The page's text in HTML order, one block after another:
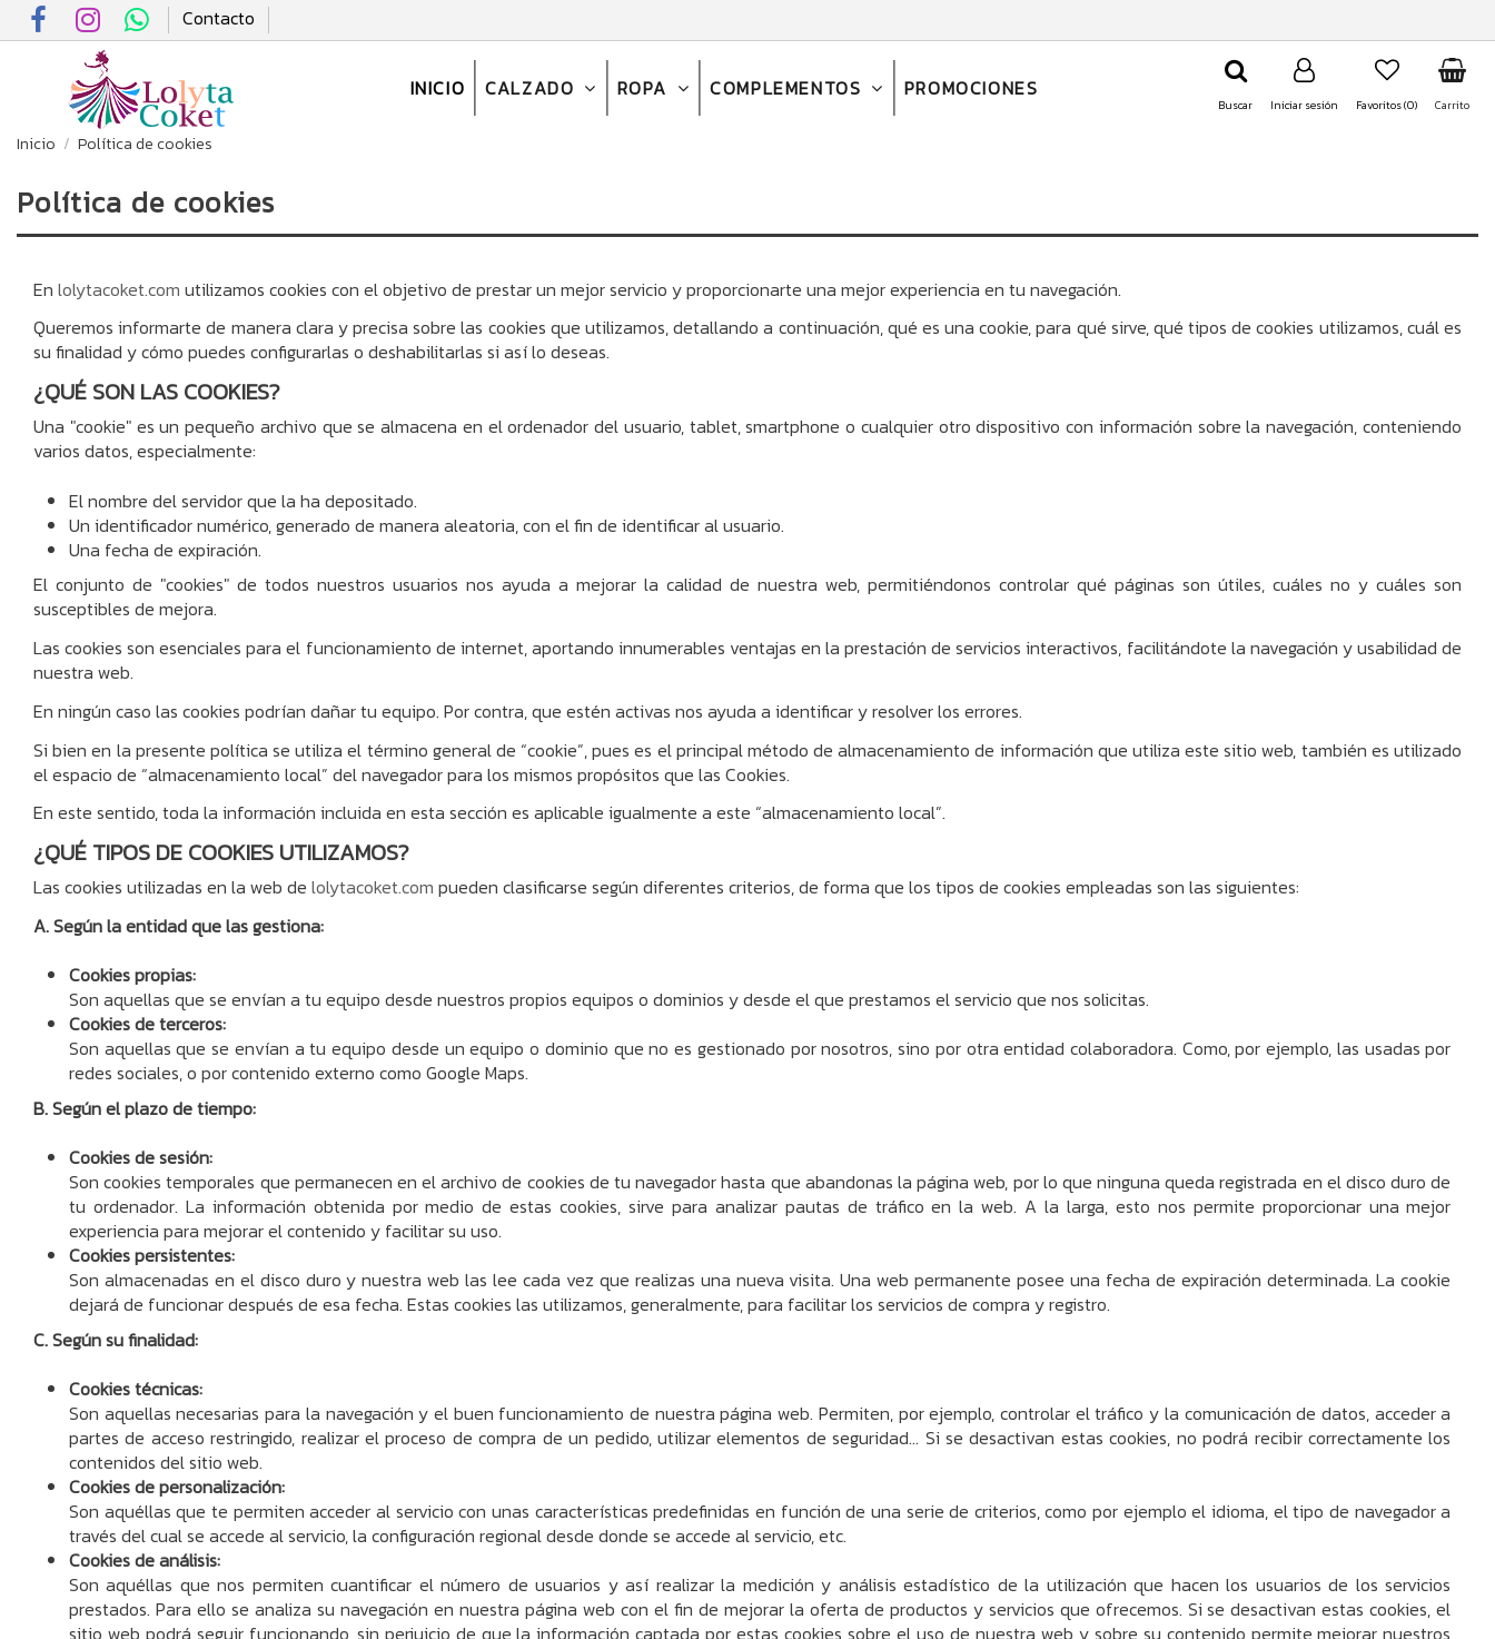
Contacto
INICIO CALZADO ROPA COMPLEMENTOS PROMOCIONES
Buscar Iniciar sesión Favoritos (0) Carrito
Inicio Política de cookies
Política de cookies
En lolytacoket.com utilizamos cookies con el objetivo de prestar un mejor servicio y proporcionarte una mejor experiencia en tu navegación.
Queremos informarte de manera clara y precisa sobre las cookies que utilizamos, detallando a continuación, qué es una cookie, para qué sirve, qué tipos de cookies utilizamos, cuál es
su finalidad y cómo puedes configurarlas o deshabilitarlas si así lo deseas.
¿QUÉ SON LAS COOKIES?
Una "cookie" es un pequeño archivo que se almacena en el ordenador del usuario, tablet, smartphone o cualquier otro dispositivo con información sobre la navegación, conteniendo
varios datos, especialmente:
El nombre del servidor que la ha depositado.
Un identificador numérico, generado de manera aleatoria, con el fin de identificar al usuario.
Una fecha de expiración.
El conjunto de "cookies" de todos nuestros usuarios nos ayuda a mejorar la calidad de nuestra web, permitiéndonos controlar qué páginas son útiles, cuáles no y cuáles son
susceptibles de mejora.
Las cookies son esenciales para el funcionamiento de internet, aportando innumerables ventajas en la prestación de servicios interactivos, facilitándote la navegación y usabilidad de
nuestra web.
En ningún caso las cookies podrían dañar tu equipo. Por contra, que estén activas nos ayuda a identificar y resolver los errores.
Si bien en la presente política se utiliza el término general de “cookie”, pues es el principal método de almacenamiento de información que utiliza este sitio web, también es utilizado
el espacio de “almacenamiento local” del navegador para los mismos propósitos que las Cookies.
En este sentido, toda la información incluida en esta sección es aplicable igualmente a este “almacenamiento local”.
¿QUÉ TIPOS DE COOKIES UTILIZAMOS?
Las cookies utilizadas en la web de lolytacoket.com pueden clasificarse según diferentes criterios, de forma que los tipos de cookies empleadas son las siguientes:
A. Según la entidad que las gestiona:
Cookies propias:
Son aquellas que se envían a tu equipo desde nuestros propios equipos o dominios y desde el que prestamos el servicio que nos solicitas.
Cookies de terceros:
Son aquellas que se envían a tu equipo desde un equipo o dominio que no es gestionado por nosotros, sino por otra entidad colaboradora. Como, por ejemplo, las usadas por
redes sociales, o por contenido externo como Google Maps.
B. Según el plazo de tiempo:
Cookies de sesión:
Son cookies temporales que permanecen en el archivo de cookies de tu navegador hasta que abandonas la página web, por lo que ninguna queda registrada en el disco duro de
tu ordenador. La información obtenida por medio de estas cookies, sirve para analizar pautas de tráfico en la web. A la larga, esto nos permite proporcionar una mejor
experiencia para mejorar el contenido y facilitar su uso.
Cookies persistentes:
Son almacenadas en el disco duro y nuestra web las lee cada vez que realizas una nueva visita. Una web permanente posee una fecha de expiración determinada. La cookie
dejará de funcionar después de esa fecha. Estas cookies las utilizamos, generalmente, para facilitar los servicios de compra y registro.
C. Según su finalidad:
Cookies técnicas:
Son aquellas necesarias para la navegación y el buen funcionamiento de nuestra página web. Permiten, por ejemplo, controlar el tráfico y la comunicación de datos, acceder a
partes de acceso restringido, realizar el proceso de compra de un pedido, utilizar elementos de seguridad… Si se desactivan estas cookies, no podrá recibir correctamente los
contenidos del sitio web.
Cookies de personalización:
Son aquéllas que te permiten acceder al servicio con unas características predefinidas en función de una serie de criterios, como por ejemplo el idioma, el tipo de navegador a
través del cual se accede al servicio, la configuración regional desde donde se accede al servicio, etc.
Cookies de análisis:
Son aquéllas que nos permiten cuantificar el número de usuarios y así realizar la medición y análisis estadístico de la utilización que hacen los usuarios de los servicios
prestados. Para ello se analiza su navegación en nuestra página web con el fin de mejorar la oferta de productos y servicios que ofrecemos. Si se desactivan estas cookies, el